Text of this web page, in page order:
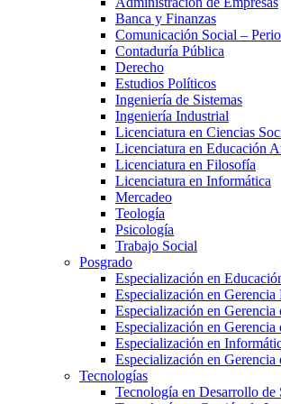
Banca y Finanzas
Comunicación Social –
Contaduría Pública
Derecho
Estudios Políticos
Ingeniería de Sistemas
Ingeniería Industrial
Licenciatura en Ciencias
Licenciatura en Educación
Licenciatura en Filosofía
Licenciatura en Informática
Mercadeo
Teología
Psicología
Trabajo Social
Posgrado
Especialización en
Especialización en Gerencia
Especialización en Gerencia
Especialización en
Especialización en
Especialización en
Tecnologías
Tecnología en Desarrollo de